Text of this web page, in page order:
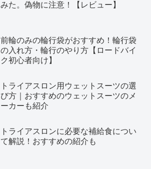
みた。偽物に注意！【レビュー】
前輪のみの輪行袋がおすすめ！輪行袋
の入れ方・輪行のやり方【ロードバイ
ク初心者向け】
トライアスロン用ウェットスーツの選
び方｜おすすめのウェットスーツのメ
ーカーも紹介
トライアスロンに必要な補給食につい
て解説！おすすめの紹介も